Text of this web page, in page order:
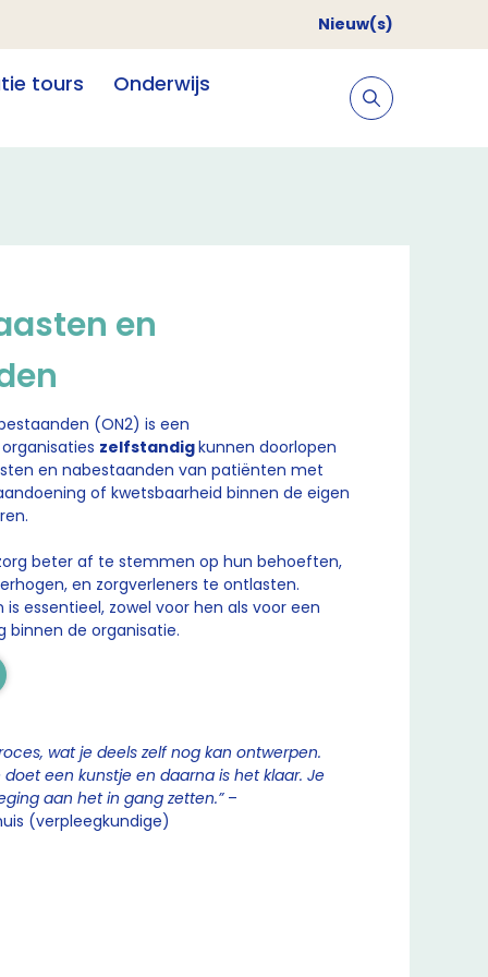
Nieuw(s)
tours Onderwijs
en
(ON2) is een
zelfstandigkunnen doorlopen
en nabestaanden van patiënten met
of kwetsbaarheid binnen de eigen
beter af te stemmen op hun behoeften,
en zorgverleners te ontlasten.
essentieel, zowel voor hen als voor een
de organisatie.
wat je deels zelf nog kan ontwerpen.
een kunstje en daarna is het klaar. Je
aan het in gang zetten.”–
(verpleegkundige)